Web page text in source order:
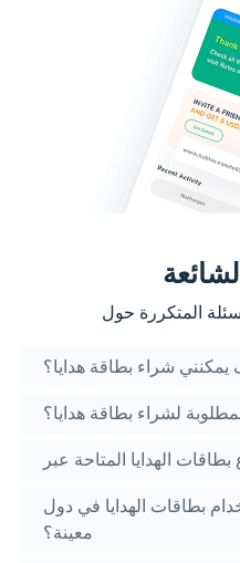
شراء بطاقة هدايا؟
لشراء بطاقة هدايا؟
بطاقات الهدايا في دول
معينة؟